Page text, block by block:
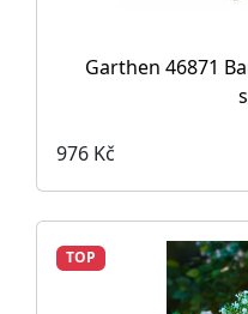
Garthen 46871
976 Kč
TOP